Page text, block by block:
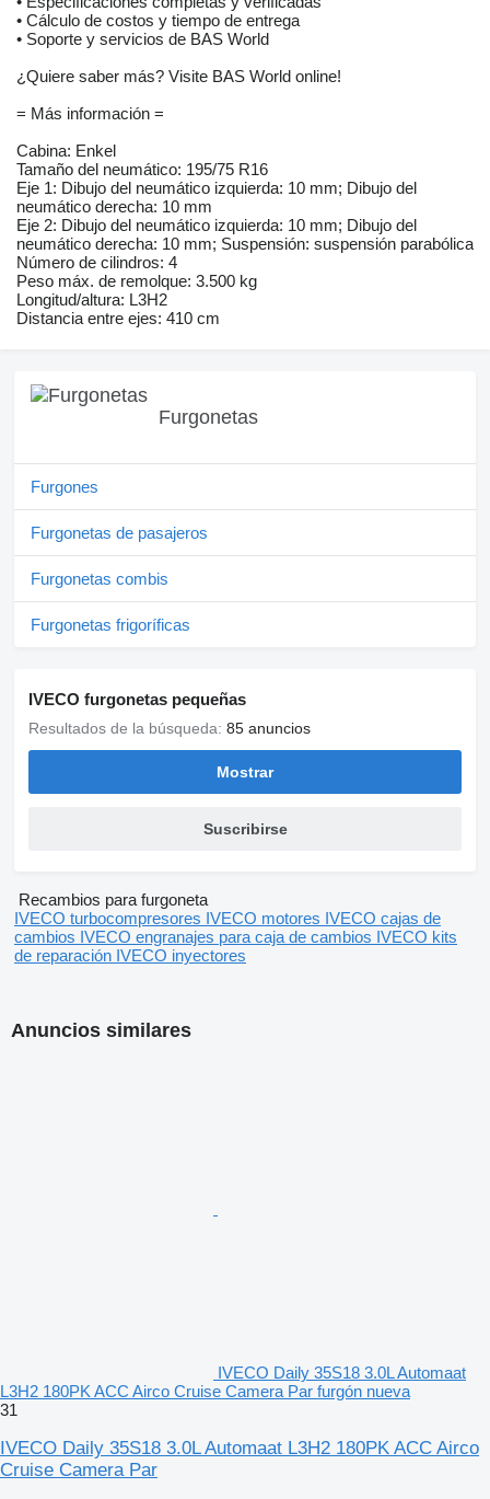
• Cálculo de costos y tiempo de entrega
• Soporte y servicios de BAS World
¿Quiere saber más? Visite BAS World online!
= Más información =
Cabina: Enkel
Tamaño del neumático: 195/75 R16
Eje 1: Dibujo del neumático izquierda: 10 mm; Dibujo del
neumático derecha: 10 mm
Eje 2: Dibujo del neumático izquierda: 10 mm; Dibujo del
neumático derecha: 10 mm; Suspensión: suspensión parabólica
Número de cilindros: 4
Peso máx. de remolque: 3.500 kg
Longitud/altura: L3H2
Distancia entre ejes: 410 cm
Furgonetas
Furgones
Furgonetas de pasajeros
Furgonetas combis
Furgonetas frigoríficas
IVECO furgonetas pequeñas
Resultados de la búsqueda: 85 anuncios
Mostrar
Suscribirse
Recambios para furgoneta
IVECO turbocompresores IVECO motores IVECO cajas de
cambios IVECO engranajes para caja de cambios IVECO kits
de reparación IVECO inyectores
Anuncios similares
IVECO Daily 35S18 3.0L Automaat
L3H2 180PK ACC Airco Cruise Camera Par furgón nueva
31
IVECO Daily 35S18 3.0L Automaat L3H2 180PK ACC Airco
Cruise Camera Par